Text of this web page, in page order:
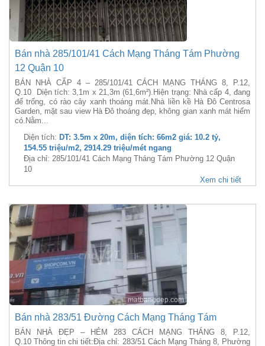
Bán nhà 285/101/41 Cách Mạng Tháng Tám Phường
12 Quận 10
BÁN NHÀ CẤP 4 – 285/101/41 CÁCH MẠNG THÁNG 8, P.12,
Q.10 Diện tích: 3,1m x 21,3m (61,6m²).Hiện trạng: Nhà cấp 4, đang
để trống, có rào cây xanh thoáng mát.Nhà liền kề Hà Đô Centrosa
Garden, mặt sau view Hà Đô thoáng đẹp, không gian xanh mát hiếm
có.Nằm...
Diện tích: DT: 3.5m x 20m, diện tích: 66m2 giá: 10.2 tỷ,
154.55 triệu/m2, 2914.29 triệu/mét ngang
Địa chỉ: 285/101/41 Cách Mạng Tháng Tám Phường 12 Quận
10
Xem chi tiết
Bán nhà 283/51 Đường Cách Mạng Tháng Tám
BÁN NHÀ ĐẸP – HẺM 283 CÁCH MẠNG THÁNG 8, P.12,
Q.10 Thông tin chi tiết:Địa chỉ: 283/51 Cách Mạng Tháng 8, Phường